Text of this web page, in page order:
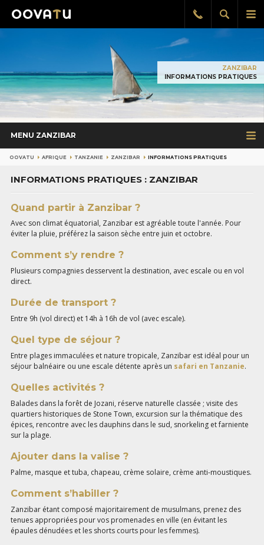
le
Afficher
la
Rappel
gratuit
ZANZIBAR
INFORMATIONS PRATIQUES
MENU ZANZIBAR
OOVATU AFRIQUE TANZANIE ZANZIBAR INFORMATIONS PRATIQUES
INFORMATIONS PRATIQUES : ZANZIBAR
Quand partir à Zanzibar ?
Avec son climat équatorial, Zanzibar est agréable toute l'année. Pour
éviter la pluie, préférez la saison sèche entre juin et octobre.
Comment s’y rendre ?
Plusieurs compagnies desservent la destination, avec escale ou en vol
direct.
Durée de transport ?
Entre 9h (vol direct) et 14h à 16h de vol (avec escale).
Quel type de séjour ?
Entre plages immaculées et nature tropicale, Zanzibar est idéal pour un
séjour balnéaire ou une escale détente après un safari en Tanzanie.
Quelles activités ?
Balades dans la forêt de Jozani, réserve naturelle classée ; visite des
quartiers historiques de Stone Town, excursion sur la thématique des
épices, rencontre avec les dauphins dans le sud, snorkeling et farniente
sur la plage.
Ajouter dans la valise ?
Palme, masque et tuba, chapeau, crème solaire, crème anti-moustiques.
Comment s’habiller ?
Zanzibar étant composé majoritairement de musulmans, prenez des
tenues appropriées pour vos promenades en ville (en évitant les
épaules dénudées et les shorts courts pour les femmes).